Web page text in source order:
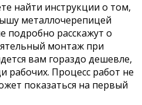
найти инструкции о том,
металлочерепицей
подробно расскажут о
монтаж при
вам гораздо дешевле,
Процесс работ не
показаться на первый